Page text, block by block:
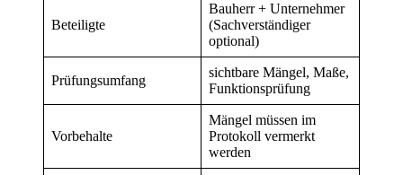
Beteiligte
Bauherr + Unternehmer
(Sachverständiger
optional)
Prüfungsumfang
sichtbare Mängel, Maße,
Funktionsprüfung
Vorbehalte
Mängel müssen im
Protokoll vermerkt
werden